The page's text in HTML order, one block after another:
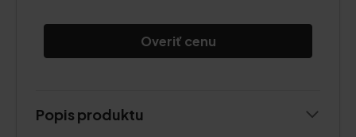
Overiť cenu
Popis produktu